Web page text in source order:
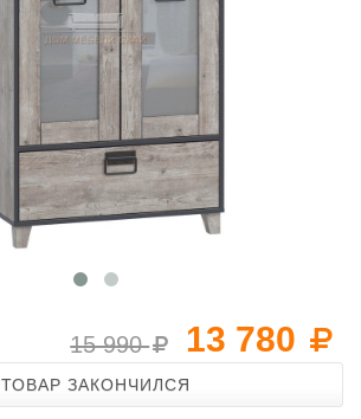
13 780
15 990
ТОВАР ЗАКОНЧИЛСЯ